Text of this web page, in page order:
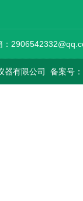
：
器有限公司 备案号